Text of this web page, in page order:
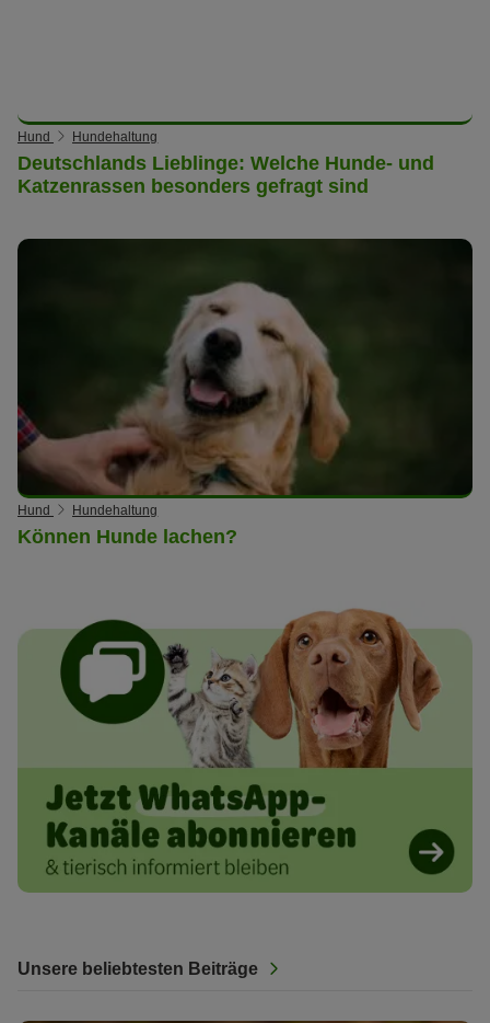
Hund Hundehaltung
Deutschlands Lieblinge: Welche Hunde- und
Katzenrassen besonders gefragt sind
Hund Hundehaltung
Können Hunde lachen?
Unsere beliebtesten Beiträge